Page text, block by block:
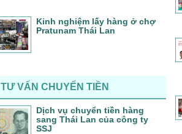
Kinh nghiệm lấy hàng ở chợ
Pratunam Thái Lan
TƯ VẤN CHUYỂN TIỀN
Dịch vụ chuyển tiền hàng
sang Thái Lan của công ty
SSJ